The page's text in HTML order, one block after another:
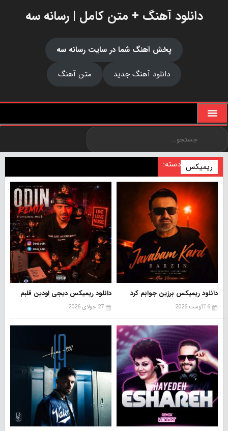
دانلود آهنگ + متن کامل | رسانه سه
پخش آهنگ شما در سایت رسانه سه
دانلود آهنگ جدید
متن آهنگ
دسته: ریمیکس
دانلود ریمیکس برزین جوابم کرد
6 آگوست 2026
دانلود ریمیکس دیجی اودین قلبم
27 جولای 2026